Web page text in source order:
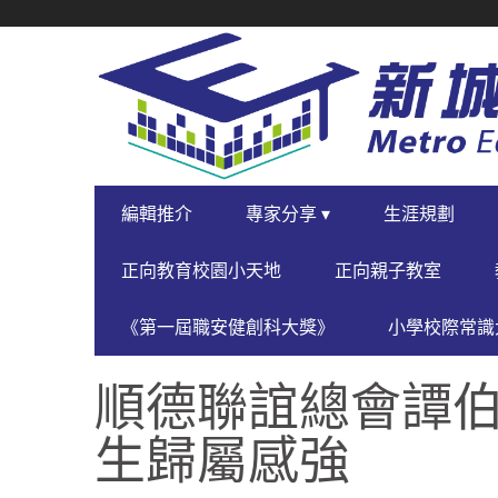
NAVIGATION
PRIMARY
NAVIGATION
編輯推介 專家分享 ▾ 生涯規劃
正向教育校園小天地 正向親子教室
《第一屆職安健創科大獎》 小學校際常
順德聯誼總會譚
生歸屬感強